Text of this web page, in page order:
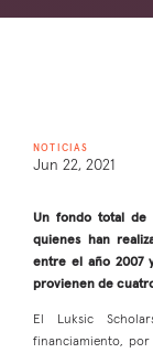
NOTICIAS
Jun 22, 2021
Un fondo total de
quienes han
entre el año 2007
provienen de
El Luksic
financiamiento,